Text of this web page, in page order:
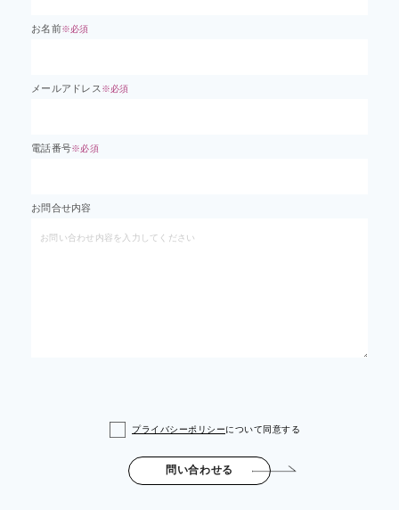
お名前※必須
メールアドレス ※必須
電話番号※必須
お問合せ内容
プライバシーポリシーについて同意する
問い合わせる